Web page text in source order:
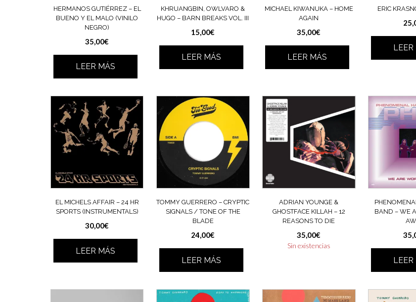
HERMANOS GUTIÉRREZ – EL
BUENO Y EL MALO (VINILO
NEGRO)
35,00€
LEER MÁS
KHRUANGBIN, OWLVARO &
HUGO – BARN BREAKS VOL. III
15,00€
LEER MÁS
MICHAEL KIWANUKA – HOME
AGAIN
35,00€
LEER MÁS
ERIC
LEER
EL MICHELS AFFAIR – 24 HR
SPORTS (INSTRUMENTALS)
30,00€
LEER MÁS
TOMMY GUERRERO – CRYPTIC
SIGNALS / TONE OF THE
BLADE
24,00€
LEER MÁS
ADRIAN YOUNGE &
GHOSTFACE KILLAH – 12
REASONS TO DIE
35,00€
Sin existencias
BAND – WE
LEER